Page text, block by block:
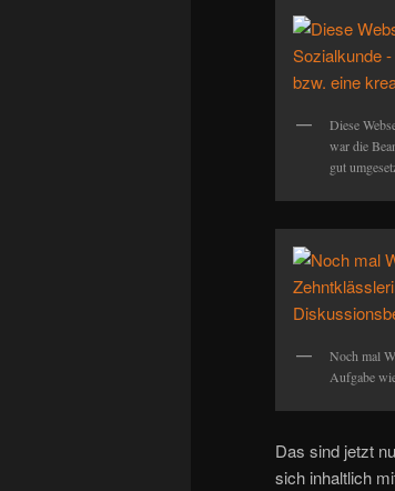
Diese
war die
gut
Noch mal
Aufgabe
Das sind jetzt
sich inhaltlich